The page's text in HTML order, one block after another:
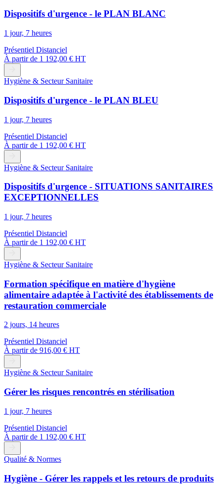
Dispositifs d'urgence - le PLAN BLANC
1 jour, 7 heures
Présentiel Distanciel
À partir de 1 192,00 € HT
Hygiène & Secteur Sanitaire
Dispositifs d'urgence - le PLAN BLEU
1 jour, 7 heures
Présentiel Distanciel
À partir de 1 192,00 € HT
Hygiène & Secteur Sanitaire
Dispositifs d'urgence - SITUATIONS SANITAIRES
EXCEPTIONNELLES
1 jour, 7 heures
Présentiel Distanciel
À partir de 1 192,00 € HT
Hygiène & Secteur Sanitaire
Formation spécifique en matière d'hygiène
alimentaire adaptée à l'activité des établissements de
restauration commerciale
2 jours, 14 heures
Présentiel Distanciel
À partir de 916,00 € HT
Hygiène & Secteur Sanitaire
Gérer les risques rencontrés en stérilisation
1 jour, 7 heures
Présentiel Distanciel
À partir de 1 192,00 € HT
Qualité & Normes
Hygiène - Gérer les rappels et les retours de produits